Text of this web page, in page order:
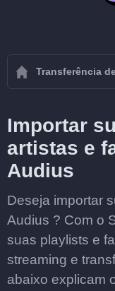
Transferência
Importar
artistas e
Audius
Deseja importar
Audius ? Com o
suas playlists e
streaming e
abaixo explicam